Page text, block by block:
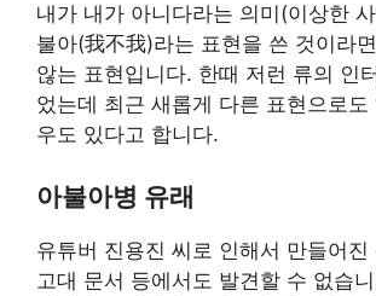
내가 내가 아니다라는 의미(이상한
불아(我不我)라는 표현을 쓴 것이라
않는 표현입니다. 한때 저런 류의 인
었는데 최근 새롭게 다른 표현으로도
우도 있다고 합니다.
아불아병 유래
유튜버 진용진 씨로 인해서 만들어진
고대 문서 등에서도 발견할 수 없습